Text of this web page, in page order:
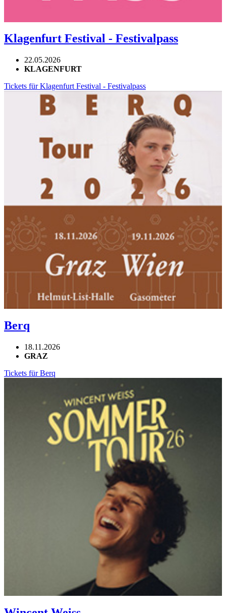
Klagenfurt Festival - Festivalpass
22.05.2026
KLAGENFURT
Tickets für Klagenfurt Festival - Festivalpass
Berq
18.11.2026
GRAZ
Tickets für Berq